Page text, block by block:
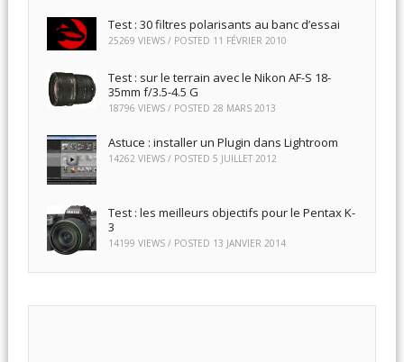
Test : 30 filtres polarisants au banc d’essai
25269 VIEWS / POSTED 11 FÉVRIER 2010
Test : sur le terrain avec le Nikon AF-S 18-
35mm f/3.5-4.5 G
18796 VIEWS / POSTED 28 MARS 2013
Astuce : installer un Plugin dans Lightroom
14262 VIEWS / POSTED 5 JUILLET 2012
Test : les meilleurs objectifs pour le Pentax K-
3
14199 VIEWS / POSTED 13 JANVIER 2014